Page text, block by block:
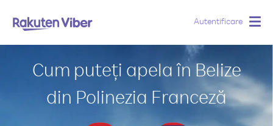
Autentificare
Cum puteți apela în Belize
din Polinezia Franceză